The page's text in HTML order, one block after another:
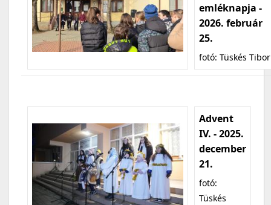
emléknapja -
2026. február
25.
fotó: Tüskés Tibor
Advent
IV. - 2025.
december
21.
fotó:
Tüskés